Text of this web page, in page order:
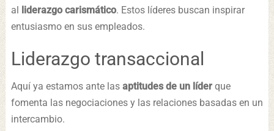
al liderazgo carismático. Estos líderes buscan inspirar
entusiasmo en sus empleados.
Liderazgo transaccional
Aquí ya estamos ante las aptitudes de un líder que
fomenta las negociaciones y las relaciones basadas en un
intercambio.